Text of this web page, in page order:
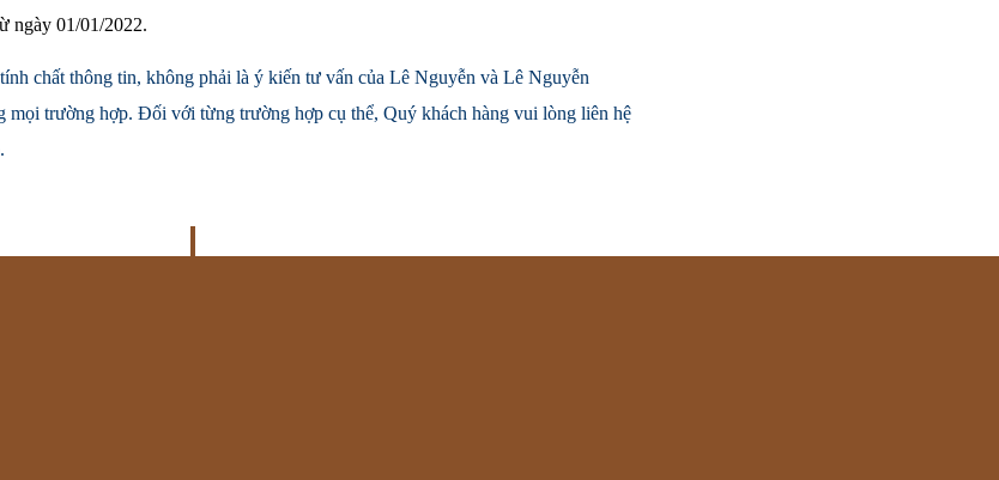
ngày 01/01/2022.
chất thông tin, không phải là ý kiến tư vấn của Lê Nguyễn và Lê Nguyễn
mọi trường hợp. Đối với từng trường hợp cụ thể, Quý khách hàng vui lòng liên hệ